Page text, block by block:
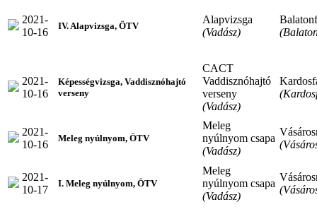
2021-
10-16
IV. Alapvizsga, ÖTV
Alapvizsga
(Vadász)
2021-
10-16
Képességvizsga, Vaddisznóhajtó
verseny
CACT
Vaddisznóhajtó
verseny
(Vadász)
2021-
10-16
Meleg nyúlnyom, ÖTV
Meleg
nyúlnyom csapa
(Vadász)
2021-
10-17
I. Meleg nyúlnyom, ÖTV
Meleg
nyúlnyom csapa
(Vadász)